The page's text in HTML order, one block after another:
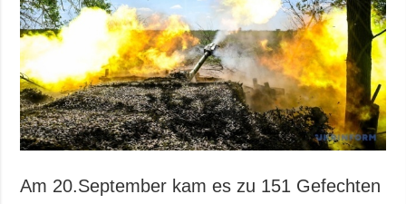
Am 20.September kam es zu 151 Gefechten